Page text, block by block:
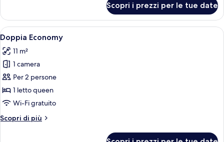
Only
Quadruple
Room,
Non
Smoking
Staircase
Only
Scopri i prezzi per le tue date
Apri
tutte
le
foto
per
Doppia
Economy
Camera d'albergo con un letto
5
Doppia Economy
11 m²
1 camera
Per 2 persone
1 letto queen
Wi-Fi gratuito
Scopri di più
Altri